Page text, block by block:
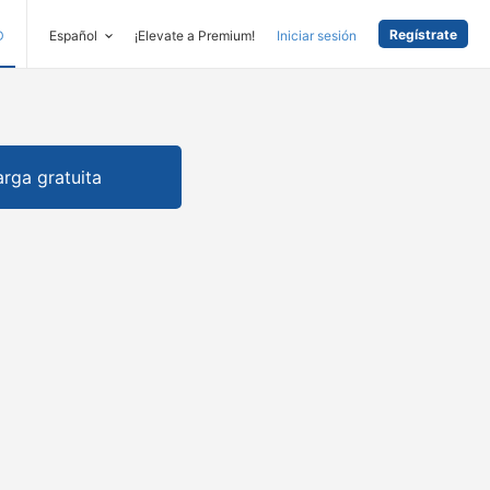
Español ¡Elevate a Premium! Iniciar sesión Regístrate
gratuita